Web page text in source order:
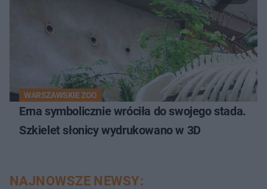
WARSZAWSKIE ZOO
Erna symbolicznie wróciła do swojego stada.
Szkielet słonicy wydrukowano w 3D
NAJNOWSZE NEWSY: